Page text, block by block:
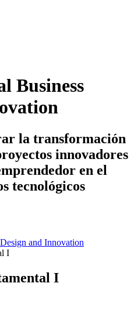
Business
la transformación
innovadores
en el
tecnológicos
and Innovation
I
I